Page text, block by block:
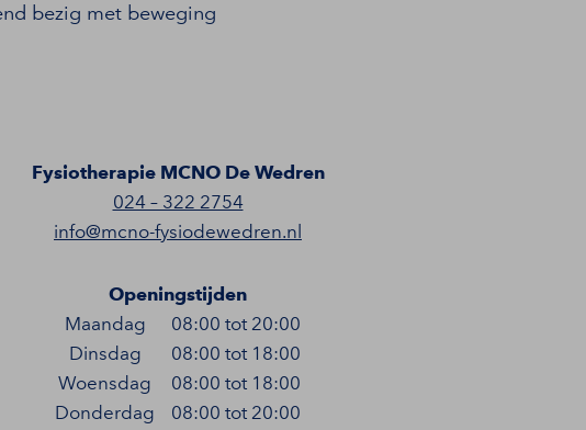
bezig met beweging
Fysiotherapie MCNO De Wedren
024 – 322 2754
info@mcno-fysiodewedren.nl
Openingstijden
Maandag
Dinsdag
Woensdag
Donderdag
08:00 tot 20:00
08:00 tot 18:00
08:00 tot 18:00
08:00 tot 20:00